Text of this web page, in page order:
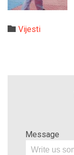
 Category
Vijesti
Message